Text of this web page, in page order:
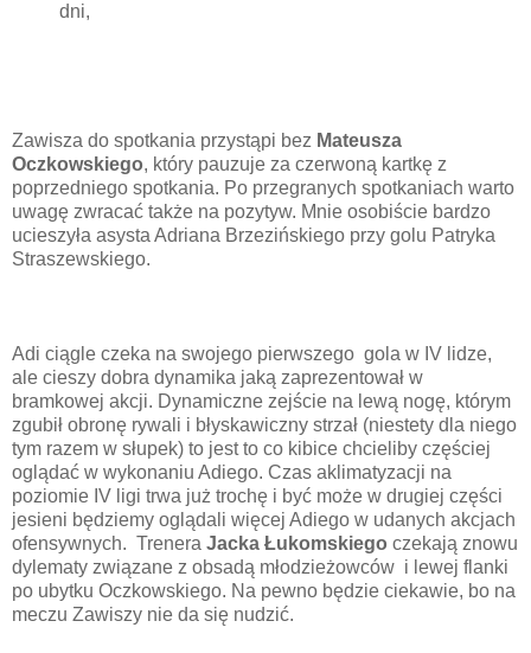
dni,
Zawisza do spotkania przystąpi bez Mateusza
Oczkowskiego, który pauzuje za czerwoną kartkę z
poprzedniego spotkania. Po przegranych spotkaniach warto
uwagę zwracać także na pozytyw. Mnie osobiście bardzo
ucieszyła asysta Adriana Brzezińskiego przy golu Patryka
Straszewskiego.
Adi ciągle czeka na swojego pierwszego gola w IV lidze,
ale cieszy dobra dynamika jaką zaprezentował w
bramkowej akcji. Dynamiczne zejście na lewą nogę, którym
zgubił obronę rywali i błyskawiczny strzał (niestety dla niego
tym razem w słupek) to jest to co kibice chcieliby częściej
oglądać w wykonaniu Adiego. Czas aklimatyzacji na
poziomie IV ligi trwa już trochę i być może w drugiej części
jesieni będziemy oglądali więcej Adiego w udanych akcjach
ofensywnych. Trenera Jacka Łukomskiego czekają znowu
dylematy związane z obsadą młodzieżowców i lewej flanki
po ubytku Oczkowskiego. Na pewno będzie ciekawie, bo na
meczu Zawiszy nie da się nudzić.